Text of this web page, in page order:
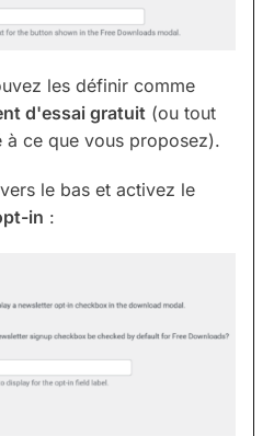
les définir comme
d'essai gratuit (ou tout
ce que vous proposez).
le bas et activez le
in :